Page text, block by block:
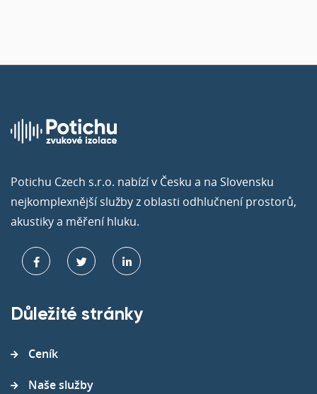
Potichu Czech s.r.o. nabízí v Česku a na Slovensku
nejkomplexnější služby z oblasti odhlučnení prostorů,
akustiky a měření hluku.
Důležité stránky
Ceník
Naše služby